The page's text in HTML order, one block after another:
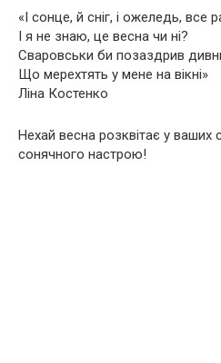
«І сонце, й сніг, і ожеледь, все
І я не знаю, це весна чи ні?
Сваровськи би позаздрив
Що мерехтять у мене на вікні»
Ліна Костенко
Нехай весна розквітає у ваших
сонячного настрою!